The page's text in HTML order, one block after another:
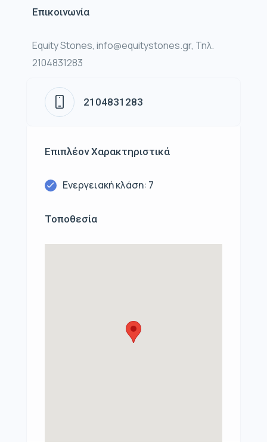
Επικοινωνία
Equity Stones, info@equitystones.gr, Τηλ.
2104831283
2104831283
Επιπλέον Χαρακτηριστικά
Ενεργειακή κλάση: 7
Τοποθεσία